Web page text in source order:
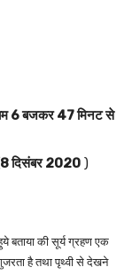
6 बजकर 47 मिनट से
दिसंबर 2020 )
बताया की सूर्य ग्रहण एक
है तथा पृथ्वी से देखने